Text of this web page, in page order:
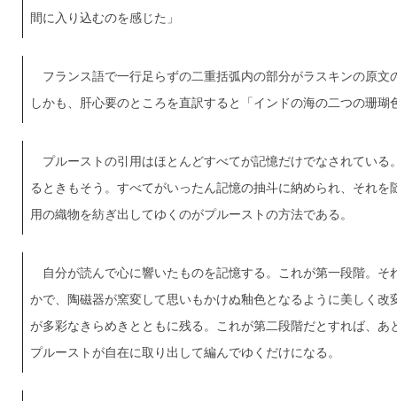
間に入り込むのを感じた」
フランス語で一行足らずの二重括弧内の部分がラスキンの原文
しかも、肝心要のところを直訳すると「インドの海の二つの珊瑚
プルーストの引用はほとんどすべてが記憶だけでなされている
るときもそう。すべてがいったん記憶の抽斗に納められ、それを
用の織物を紡ぎ出してゆくのがプルーストの方法である。
自分が読んで心に響いたものを記憶する。これが第一段階。そ
かで、陶磁器が窯変して思いもかけぬ釉色となるように美しく改
が多彩なきらめきとともに残る。これが第二段階だとすれば、あ
プルーストが自在に取り出して編んでゆくだけになる。